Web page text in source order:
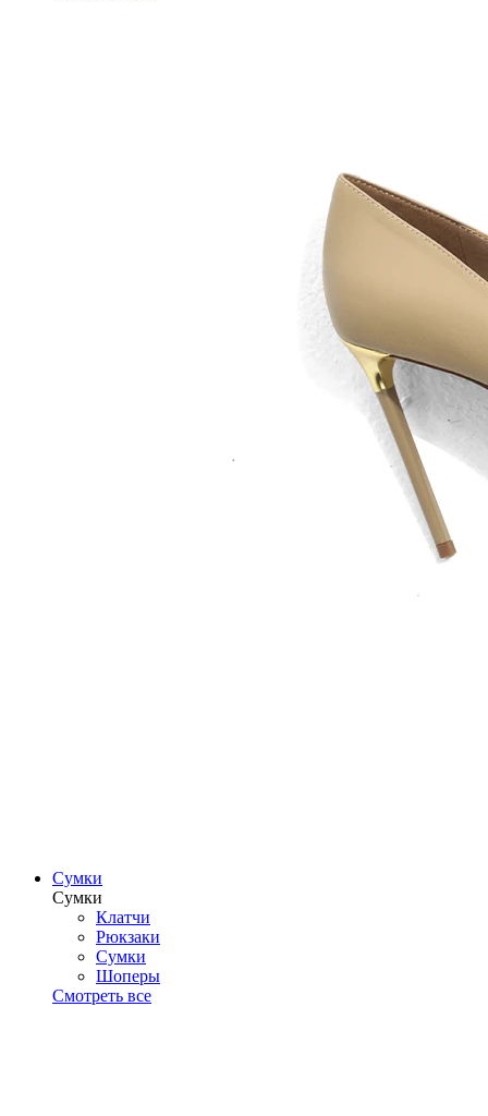
Сумки
Сумки
Клатчи
Рюкзаки
Сумки
Шоперы
Смотреть все